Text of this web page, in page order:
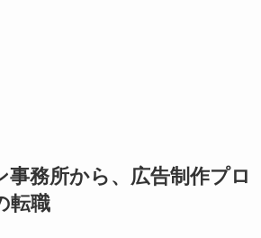
務所から、広告制作プロ
転職